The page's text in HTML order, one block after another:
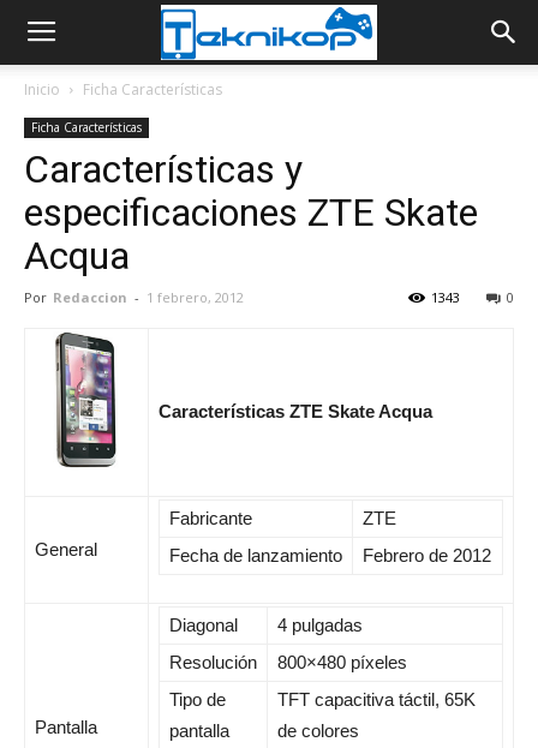
Inicio Ficha Características
Ficha Características
Características y
especificaciones ZTE Skate
Acqua
Por Redaccion - 1 febrero, 2012 0
1343
Características ZTE Skate Acqua
General
Fabricante
ZTE
Fecha de lanzamiento
Febrero de 2012
Pantalla
Diagonal
4 pulgadas
Resolución
800×480 píxeles
Tipo de
pantalla
TFT capacitiva táctil, 65K
de colores